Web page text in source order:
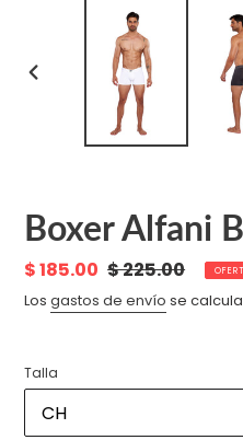
DIAPOSITIVA
Boxer Alfani
Precio
de
$ 185.00 Precio
habitual
$ 225.00
Los gastos de envío se
Talla